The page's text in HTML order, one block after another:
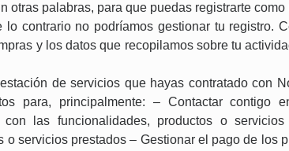
palabras, para que puedas registrarte como
contrario no podríamos gestionar tu registro.
y los datos que recopilamos sobre tu
de servicios que hayas contratado con
para, principalmente: – Contactar contigo
las funcionalidades, productos o servicios
servicios prestados – Gestionar el pago de los